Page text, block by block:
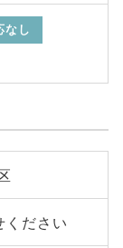
なし
ください